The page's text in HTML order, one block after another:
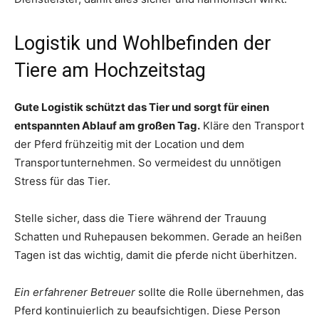
Logistik und Wohlbefinden der
Tiere am Hochzeitstag
Gute Logistik schützt das Tier und sorgt für einen
entspannten Ablauf am großen Tag. Kläre den Transport
der Pferd frühzeitig mit der Location und dem
Transportunternehmen. So vermeidest du unnötigen
Stress für das Tier.
Stelle sicher, dass die Tiere während der Trauung
Schatten und Ruhepausen bekommen. Gerade an heißen
Tagen ist das wichtig, damit die pferde nicht überhitzen.
Ein erfahrener Betreuer sollte die Rolle übernehmen, das
Pferd kontinuierlich zu beaufsichtigen. Diese Person